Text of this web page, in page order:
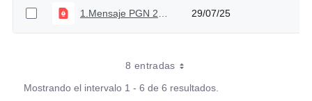
29/07/25
8 entradas
Mostrando el intervalo 1 - 6 de 6 resultados.